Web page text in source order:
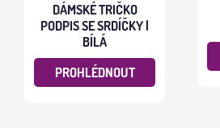
DÁMSKÉ TRIČKO
PODPIS SE SRDÍČKY |
BÍLÁ
PROHLÉDNOUT